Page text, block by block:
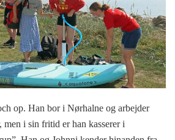
op. Han bor i Nørhalne og arbejder
i sin fritid er han kasserer i